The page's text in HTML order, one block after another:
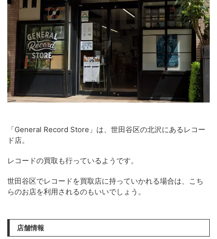
「General Record Store」は、世田谷区の北沢にあるレコー
ド店。
レコードの買取も行っているようです。
世田谷区でレコードを買取店に持っていかれる場合は、こち
らのお店を利用されるのもいいでしょう。
店舗情報